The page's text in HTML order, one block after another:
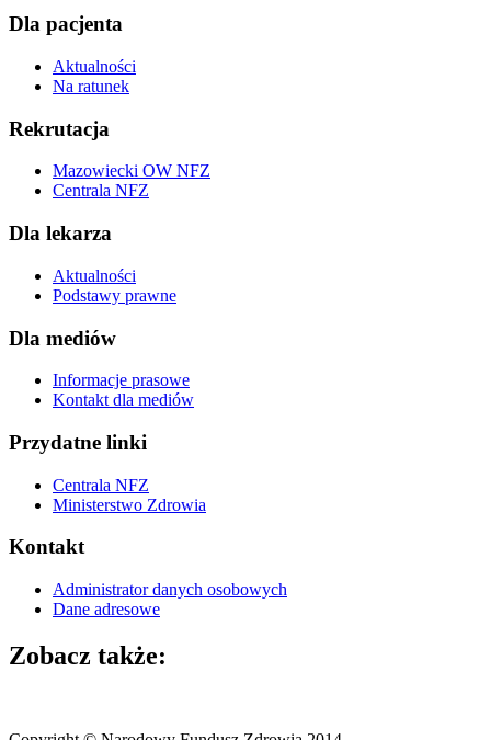
Dla pacjenta
Aktualności
Na ratunek
Rekrutacja
Mazowiecki OW NFZ
Centrala NFZ
Dla lekarza
Aktualności
Podstawy prawne
Dla mediów
Informacje prasowe
Kontakt dla mediów
Przydatne linki
Centrala NFZ
Ministerstwo Zdrowia
Kontakt
Administrator danych osobowych
Dane adresowe
Zobacz także: